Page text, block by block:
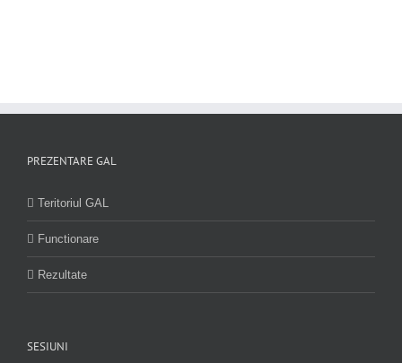
PREZENTARE GAL
Teritoriul GAL
Functionare
Rezultate
SESIUNI